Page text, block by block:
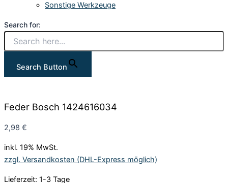
Sonstige Werkzeuge
Search for:
Search Button
Feder Bosch 1424616034
2,98 €
inkl. 19% MwSt.
zzgl. Versandkosten (DHL-Express möglich)
Lieferzeit: 1-3 Tage